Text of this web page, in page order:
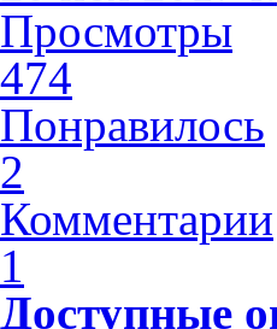
Просмотры
474
Понравилось
2
Комментарии
1
Доступные